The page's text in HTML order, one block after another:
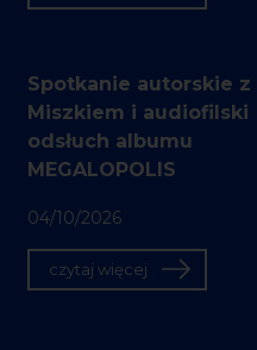
Spotkanie autorskie z
Miszkiem i audiofilski
odsłuch albumu
MEGALOPOLIS
04/10/2026
czytaj więcej